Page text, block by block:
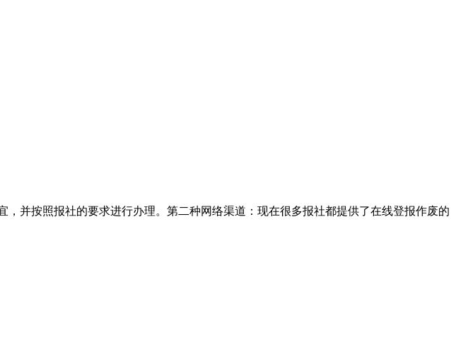
并按照报社的要求进行办理。第二种网络渠道：现在很多报社都提供了在线登报作废的